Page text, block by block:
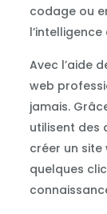
codage ou
Avec l’aide
web
jamais.
utilisent des
créer un
quelques